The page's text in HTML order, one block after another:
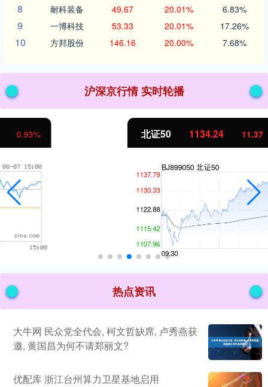
8 耐科装备 49.67 20.01% 6.83%
9 一博科技 53.33 20.01% 17.26%
10 方邦股份 146.16 20.00% 7.68%
沪深京行情 实时轮播
11.37 1.01%
热点资讯
大牛网 民众党全代会, 柯文哲缺席, 卢秀燕获
邀, 黄国昌为何不请郑丽文?
优配库 浙江台州算力卫星基地启用